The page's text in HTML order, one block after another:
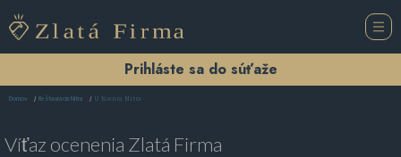
Prihláste sa do súťaže
Domov Reštaurácia Nitra U Kocúra Nitra
Víťaz ocenenia Zlatá Firma